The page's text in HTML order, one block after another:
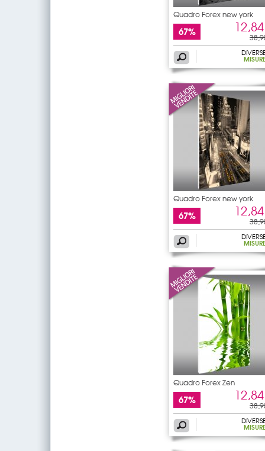
Quadro Forex new york
67%
Quadro Forex new york
67%
Quadro Forex Zen
67%